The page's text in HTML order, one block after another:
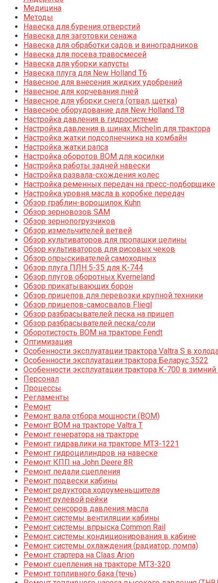
Медицина
Методы
Навеска для бурения отверстий
Навеска для заготовки сенажа
Навеска для обработки садов и виноградников
Навеска для посева травосмесей
Навеска для уборки капусты
Навеска плуга для New Holland T6
Навесное для внесения жидких удобрений
Навесное для корчевания пней
Навесное для уборки снега (отвал, щетка)
Навесное оборудование для New Holland T8
Настройка давления в гидросистеме
Настройка давления в шинах Michelin для трактора
Настройка жатки подсолнечника на комбайн
Настройка жатки рапса
Настройка оборотов ВОМ для косилки
Настройка работы задней навески
Настройка развала-схождения колес
Настройка ременных передач на пресс-подборщике
Настройка уровня масла в коробке передач
Обзор граблин-ворошилок Kuhn
Обзор зерновозов SAM
Обзор зернопогрузчиков
Обзор измельчителей ветвей
Обзор культиваторов для пропашки целины
Обзор культиваторов для рисовых чеков
Обзор опрыскивателей самоходных
Обзор плуга ПЛН 5-35 для К-744
Обзор плугов оборотных Kverneland
Обзор прикатывающих борон
Обзор прицепов для перевозки крупной техники
Обзор прицепов-самосвалов Fliegl
Обзор разбрасывателей песка на прицеп
Обзор разбрасывателей песка/соли
Оборотистость ВОМ на тракторе Fendt
Оптимизация
Особенности эксплуатации трактора Valtra S в
Особенности эксплуатации трактора Беларус 3522
Особенности эксплуатации трактора К-700 в
Персонал
Процессы
Регламенты
Ремонт
Ремонт вала отбора мощности (ВОМ)
Ремонт ВОМ на тракторе Valtra T
Ремонт генератора на тракторе
Ремонт гидравлики на тракторе МТЗ-1221
Ремонт гидроцилиндров на навеске
Ремонт КПП на John Deere 8R
Ремонт педали сцепления
Ремонт подвески кабины
Ремонт редуктора ходоуменьшителя
Ремонт рулевой рейки
Ремонт сенсоров давления масла
Ремонт системы вентиляции кабины
Ремонт системы впрыска Common Rail
Ремонт системы кондиционирования в кабине
Ремонт системы охлаждения (радиатор, помпа)
Ремонт стартера на Claas Arion
Ремонт сцепления на тракторе МТЗ-320
Ремонт топливного бака (течь)